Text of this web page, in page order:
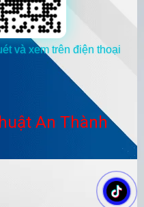
và xem trên điện thoại
An Thành